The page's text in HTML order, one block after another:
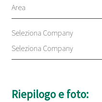
Area
Seleziona Company
Seleziona Company
Riepilogo e foto: